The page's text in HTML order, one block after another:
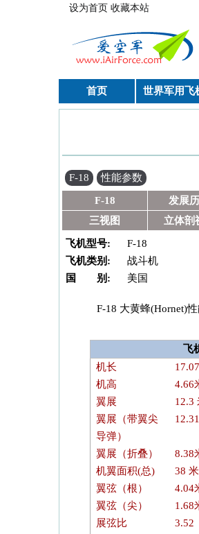
跳转到主要内容设为首页 收藏本站
首页 世界军用飞
F-18 性能参数
F-18 发展
三视图
立体剖
飞机型号:
F-18
飞机类别:
战斗机
国 别:
美国
F-18 大黄蜂(Hornet)
飞
机长
机高
4.66
翼展
12.3
翼展（带翼尖
导弹）
翼展（折叠）
8.38
机翼面积(总)
38
翼弦（根）
4.04
翼弦（尖）
1.68
展弦比
3.52